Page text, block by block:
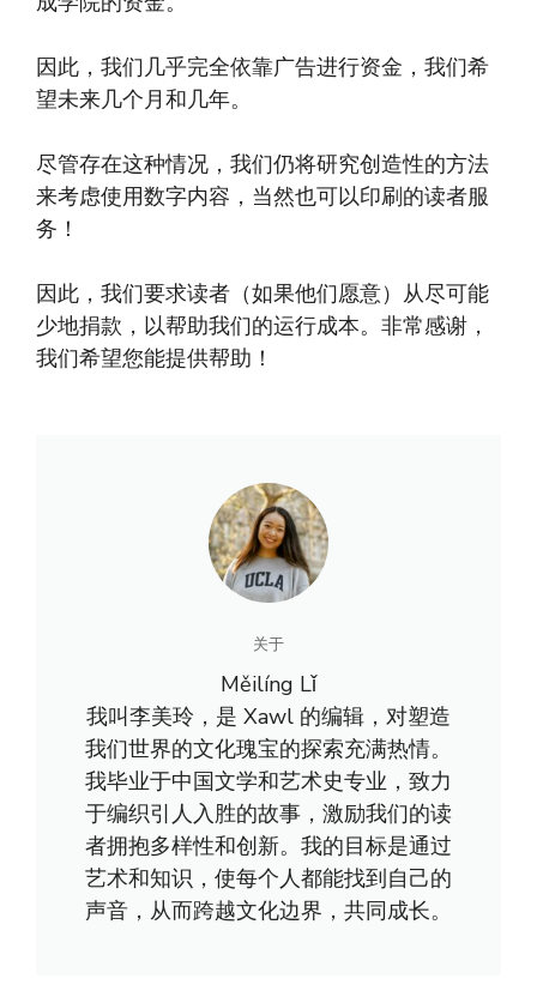
因此，我们几乎完全依靠广告进行资金，我们希
望未来几个月和几年。
尽管存在这种情况，我们仍将研究创造性的方法
来考虑使用数字内容，当然也可以印刷的读者服
务！
因此，我们要求读者（如果他们愿意）从尽可能
少地捐款，以帮助我们的运行成本。非常感谢，
我们希望您能提供帮助！
关于
Měilíng Lǐ
我叫李美玲，是 Xawl 的编辑，对塑造
我们世界的文化瑰宝的探索充满热情。
我毕业于中国文学和艺术史专业，致力
于编织引人入胜的故事，激励我们的读
者拥抱多样性和创新。我的目标是通过
艺术和知识，使每个人都能找到自己的
声音，从而跨越文化边界，共同成长。